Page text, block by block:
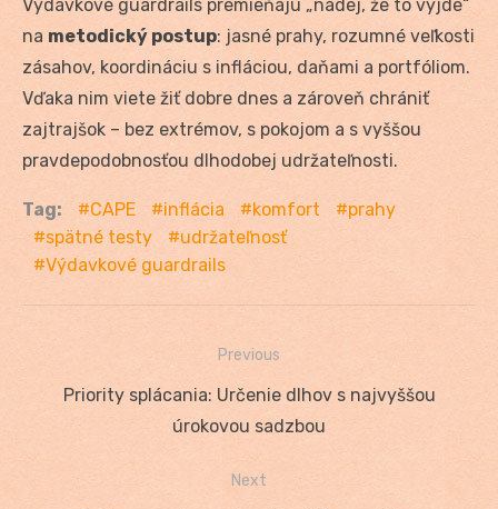
Výdavkové guardrails premieňajú „nádej, že to vyjde“
na metodický postup: jasné prahy, rozumné veľkosti
zásahov, koordináciu s infláciou, daňami a portfóliom.
Vďaka nim viete žiť dobre dnes a zároveň chrániť
zajtrajšok – bez extrémov, s pokojom a s vyššou
pravdepodobnosťou dlhodobej udržateľnosti.
Tag: CAPE inflácia komfort
prahy
spätné testy
udržateľnosť
Výdavkové guardrails
Navigácia
Previous
Previous
Priority splácania: Určenie dlhov s najvyššou
úrokovou sadzbou
Next